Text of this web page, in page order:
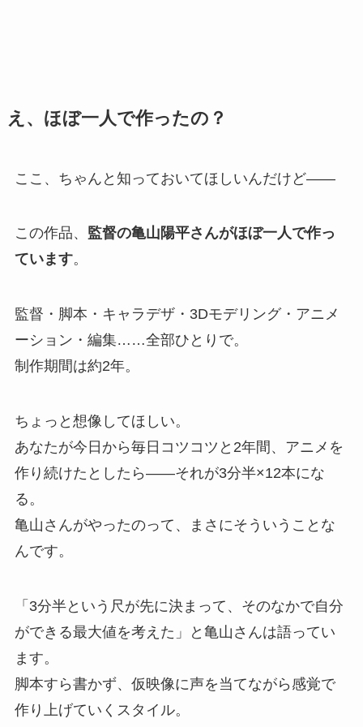
え、ほぼ一人で作ったの？
ここ、ちゃんと知っておいてほしいんだけど——
この作品、 監督の亀山陽平さんがほぼ一人で作っ
ています。
監督・脚本・キャラデザ・3Dモデリング・アニメ
ーション・編集……全部ひとりで。
制作期間は約2年。
ちょっと想像してほしい。
あなたが今日から毎日コツコツと2年間、アニメを
作り続けたとしたら——それが3分半×12本にな
る。
亀山さんがやったのって、まさにそういうことな
んです。
「3分半という尺が先に決まって、そのなかで自分
ができる最大値を考えた」と亀山さんは語ってい
ます。
脚本すら書かず、仮映像に声を当てながら感覚で
作り上げていくスタイル。